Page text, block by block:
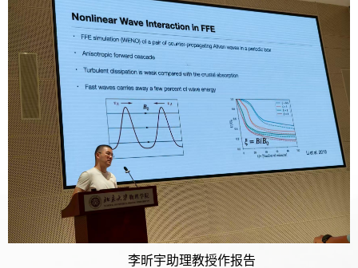
李昕宇助理教授作报告